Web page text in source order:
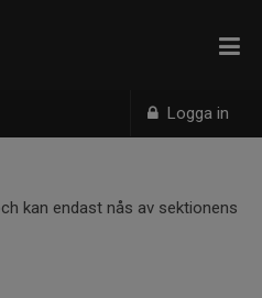
Logga in
kan endast nås av sektionens